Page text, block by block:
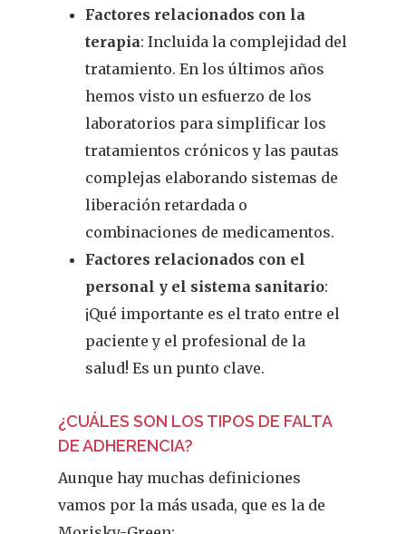
Factores relacionados con la
terapia: Incluida la complejidad del
tratamiento. En los últimos años
hemos visto un esfuerzo de los
laboratorios para simplificar los
tratamientos crónicos y las pautas
complejas elaborando sistemas de
liberación retardada o
combinaciones de medicamentos.
Factores relacionados con el
personal y el sistema sanitario:
¡Qué importante es el trato entre el
paciente y el profesional de la
salud! Es un punto clave.
¿CUÁLES SON LOS TIPOS DE FALTA
DE ADHERENCIA?
Aunque hay muchas definiciones
vamos por la más usada, que es la de
REVISTA DEL COLEGIO DE
Cuídate
Actualidad
¿Sabías